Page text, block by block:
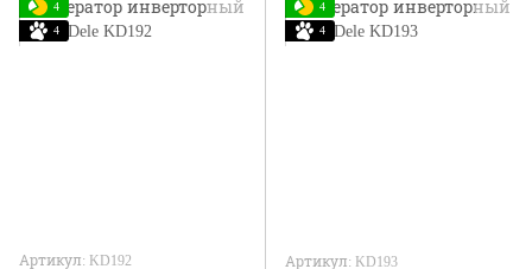
4
4
Артикул: KD192
4
4
Артикул: KD193